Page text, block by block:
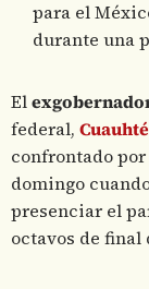
para el
durante una
El
federal,
confrontado
domingo
presenciar el
octavos de final